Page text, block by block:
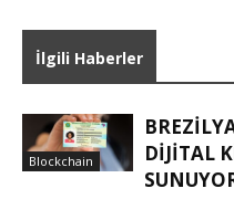
İlgili Haberler
Blockchain
DIJITAL